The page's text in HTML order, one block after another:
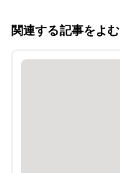
関連する記事をよむ